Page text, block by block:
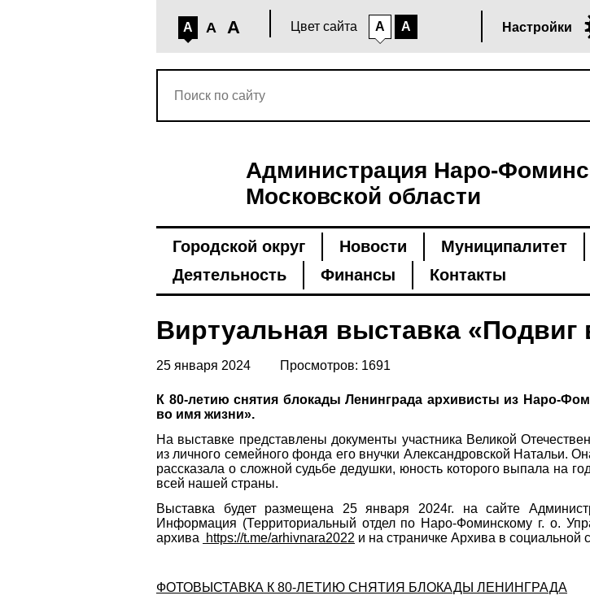
A A A Цвет сайта A A Настройки
Администрация Наро-
Московской области
Городской округ Новости Муниципалитет
Деятельность
Финансы Контакты
Виртуальная выставка
25 января 2024 Просмотров: 1691
К 80-летию снятия блокады Ленинграда архивисты из Наро-
во имя жизни».
На выставке представлены документы участника Великой
из личного семейного фонда его внучки Александровской Натальи.
рассказала о сложной судьбе дедушки, юность которого выпала на
всей нашей страны.
Выставка будет размещена 25 января 2024г. на сайте
Информация (Территориальный отдел по Наро-Фоминскому г. о.
архива
https://t.me/arhivnara2022 и на страничке Архива в социальной
ФОТОВЫСТАВКА К 80-ЛЕТИЮ СНЯТИЯ БЛОКАДЫ ЛЕНИНГРАДА